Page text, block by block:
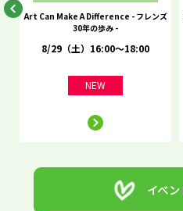
Art Can Make A Difference - フレンズ
30年の歩み -
8/29（土）16:00～18:00
NEW